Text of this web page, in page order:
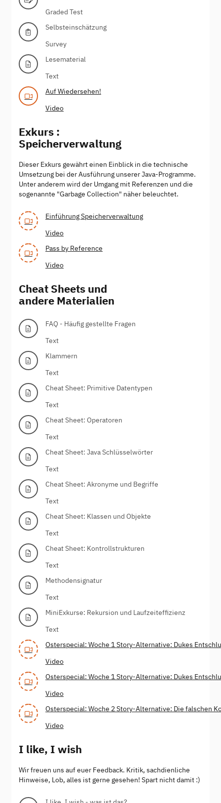
Graded Test
Selbsteinschätzung
Survey
Lesematerial
Text
Auf Wiedersehen!
Video
Exkurs :
Speicherverwaltung
Dieser Exkurs gewährt einen Einblick in die technische
Umsetzung bei der Ausführung unserer Java-Programme.
Unter anderem wird der Umgang mit Referenzen und die
sogenannte "Garbage Collection" näher beleuchtet.
Einführung Speicherverwaltung
Video
Pass by Reference
Video
Cheat Sheets und
andere Materialien
FAQ - Häufig gestellte Fragen
Text
Klammern
Text
Cheat Sheet: Primitive Datentypen
Text
Cheat Sheet: Operatoren
Text
Cheat Sheet: Java Schlüsselwörter
Text
Cheat Sheet: Akronyme und Begriffe
Text
Cheat Sheet: Klassen und Objekte
Text
Cheat Sheet: Kontrollstrukturen
Text
Methodensignatur
Text
MiniExkurse: Rekursion und Laufzeiteffizienz
Text
Osterspecial: Woche 1 Story-Alternative: Dukes
Video
Osterspecial: Woche 1 Story-Alternative: Dukes
Video
Osterspecial: Woche 2 Story-Alternative: Die falschen
Video
I like, I wish
Wir freuen uns auf euer Feedback. Kritik, sachdienliche
Hinweise, Lob, alles ist gerne gesehen! Spart nicht damit :)